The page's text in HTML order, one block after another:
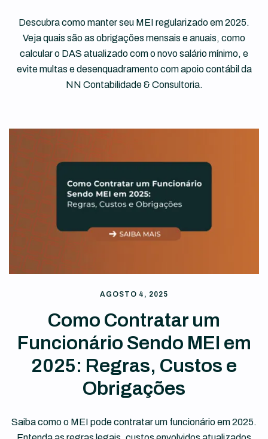
Descubra como manter seu MEI regularizado em 2025.
Veja quais são as obrigações mensais e anuais, como
calcular o DAS atualizado com o novo salário mínimo, e
evite multas e desenquadramento com apoio contábil da
NN Contabilidade & Consultoria.
AGOSTO 4, 2025
Como Contratar um
Funcionário Sendo MEI em
2025: Regras, Custos e
Obrigações
Saiba como o MEI pode contratar um funcionário em 2025.